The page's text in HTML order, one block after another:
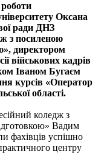
роботи
Оксана
ради ДНЗ
з посиленою
директором
військових кадрів
Іваном Бугаєм
курсів «Оператор
області.
коледж з
Вадим
фахівців успішно
центру